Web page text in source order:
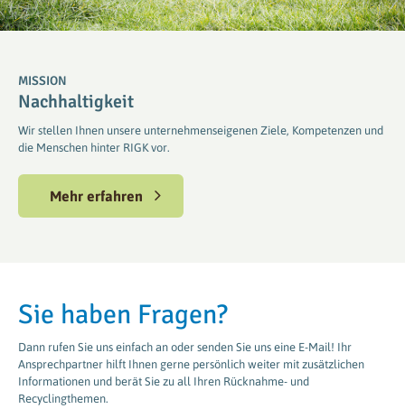
MISSION
Nachhaltigkeit
Wir stellen Ihnen unsere unternehmenseigenen Ziele, Kompetenzen und
die Menschen hinter RIGK vor.
Mehr erfahren
Sie haben Fragen?
Dann rufen Sie uns einfach an oder senden Sie uns eine E-Mail! Ihr
Ansprechpartner hilft Ihnen gerne persönlich weiter mit zusätzlichen
Informationen und berät Sie zu all Ihren Rücknahme- und
Recyclingthemen.